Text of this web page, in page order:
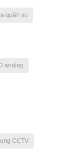
quân sự
analog
CCTV